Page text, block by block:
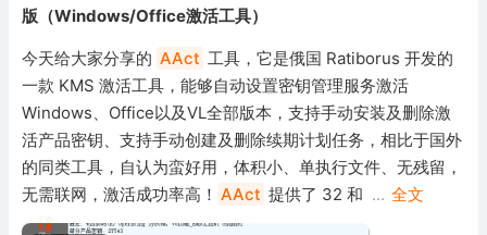
游戏娱乐
安全防御
系统下载
系统工具
版（Windows/Office激活工具）
今天给大家分享的 AAct 工具，它是俄国 Ratiborus 开发的
一款 KMS 激活工具，能够自动设置密钥管理服务激活
Windows、Office以及VL全部版本，支持手动安装及删除激
活产品密钥、支持手动创建及删除续期计划任务，相比于国外
的同类工具，自认为蛮好用，体积小、单执行文件、无残留，
无需联网，激活成功率高！ AAct 提供了 32 和 ... 全文